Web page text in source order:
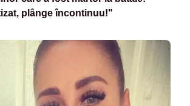
plânge încontinuu!"